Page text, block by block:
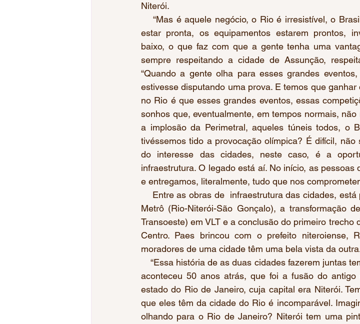
Niterói.
“Mas é aquele negócio, o Rio é irresistível, o
estar pronta, os equipamentos estarem prontos,
baixo, o que faz com que a gente tenha uma
sempre respeitando a cidade de Assunção,
“Quando a gente olha para esses grandes
estivesse disputando uma prova. E temos que
no Rio é que esses grandes eventos, essas
sonhos que, eventualmente, em tempos normais,
a implosão da Perimetral, aqueles túneis todos, o
tivéssemos tido a provocação olímpica? É difícil,
do interesse das cidades, neste caso, é a
infraestrutura. O legado está aí. No início, as
e entregamos, literalmente, tudo que nos
Entre as obras de  infraestrutura das cidades,
Metrô (Rio-Niterói-São Gonçalo), a transformação
Transoeste) em VLT e a conclusão do primeiro trecho
Centro. Paes brincou com o prefeito niteroiense,
moradores de uma cidade têm uma bela vista da
“Essa história de as duas cidades fazerem juntas
aconteceu 50 anos atrás, que foi a fusão do
estado do Rio de Janeiro, cuja capital era Niterói.
que eles têm da cidade do Rio é incomparável.
olhando para o Rio de Janeiro? Niterói tem uma